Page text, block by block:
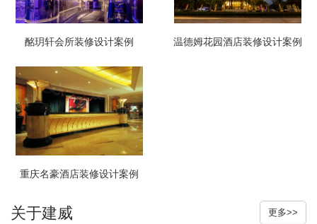
酩玥轩会所装修设计案例 温德姆花园酒店装修设计案例
重庆名豪酒店装修设计案例
关于建威 更多>>